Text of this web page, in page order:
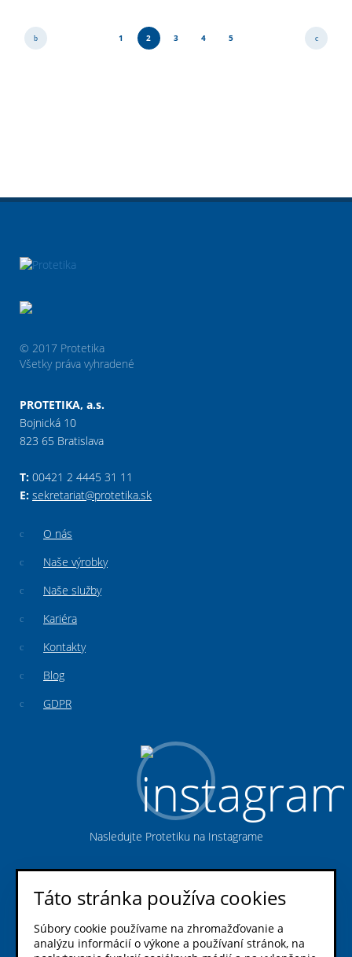
1 2 3 4 5
© 2017 Protetika
Všetky práva vyhradené
PROTETIKA, a.s.
Bojnická 10
823 65 Bratislava
T: 00421 2 4445 31 11
E: sekretariat@protetika.sk
O nás
Naše výrobky
Naše služby
Kariéra
Kontakty
Blog
GDPR
Nasledujte Protetiku na Instagrame
Táto stránka používa cookies
Súbory cookie používame na zhromažďovanie a
analýzu informácií o výkone a používaní stránok, na